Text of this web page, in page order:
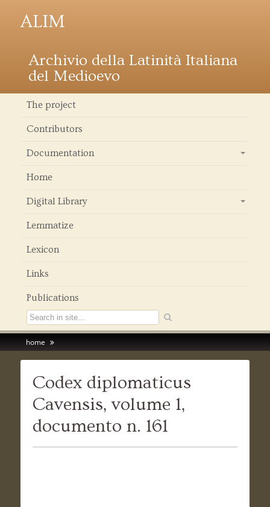
ALIM
Archivio della Latinità Italiana
del Medioevo
The project
Contributors
Documentation
Home
Digital Library
Lemmatize
Lexicon
Links
Publications
home
Codex diplomaticus
Cavensis, volume 1,
documento n. 161